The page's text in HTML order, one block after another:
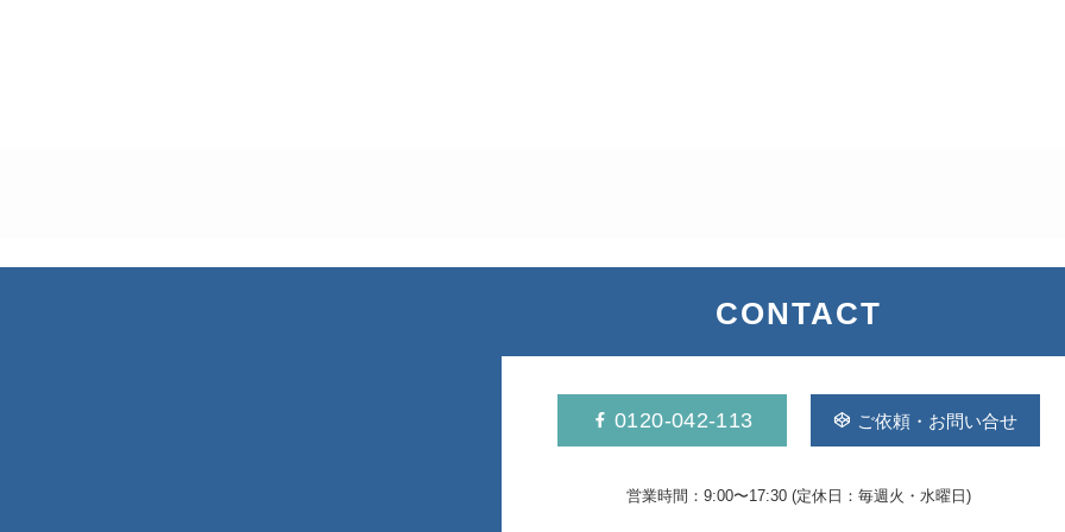
CONTACT
0120-042-113 ご依頼・お問い合せ
営業時間：9:00〜17:30 (定休日：毎週火・水曜日)